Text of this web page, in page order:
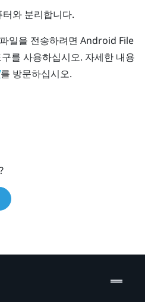
와 분리합니다.
일을 전송하려면 Android File
를 사용하십시오. 자세한 내용
를 방문하십시오.